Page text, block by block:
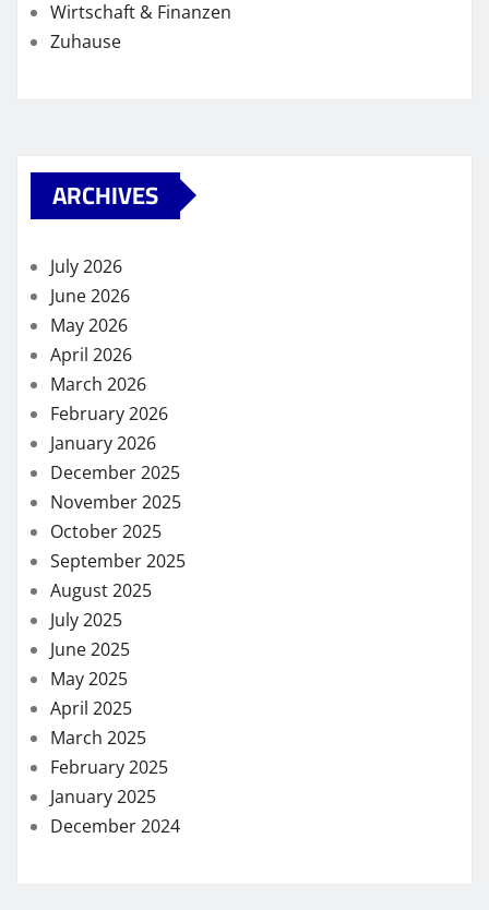
Wirtschaft & Finanzen
Zuhause
ARCHIVES
July 2026
June 2026
May 2026
April 2026
March 2026
February 2026
January 2026
December 2025
November 2025
October 2025
September 2025
August 2025
July 2025
June 2025
May 2025
April 2025
March 2025
February 2025
January 2025
December 2024